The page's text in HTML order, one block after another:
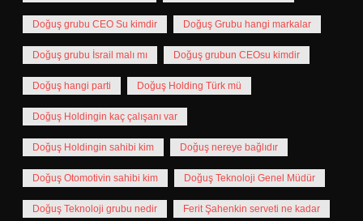
Doğuş grubu CEO Su kimdir Doğuş Grubu hangi markalar
Doğuş grubu İsrail malı mı Doğuş grubun CEOsu kimdir
Doğuş hangi parti Doğuş Holding Türk mü
Doğuş Holdingin kaç çalışanı var
Doğuş Holdingin sahibi kim Doğuş nereye bağlıdır
Doğuş Otomotivin sahibi kim Doğuş Teknoloji Genel Müdür
Doğuş Teknoloji grubu nedir Ferit Şahenkin serveti ne kadar